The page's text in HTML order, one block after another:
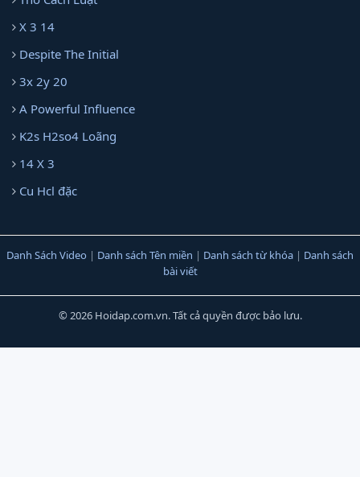
X 3 14
Despite The Initial
3x 2y 20
A Powerful Influence
K2s H2so4 Loãng
14 X 3
Cu Hcl đặc
Danh Sách Video | Danh sách Tên miền | Danh sách từ khóa | Danh sách
bài viết
© 2026 Hoidap.com.vn. Tất cả quyền được bảo lưu.